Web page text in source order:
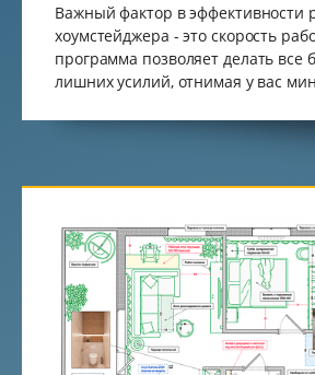
Важный фактор в эффективности
хоумстейджера - это скорость
программа позволяет делать все
лишних усилий, отнимая у вас